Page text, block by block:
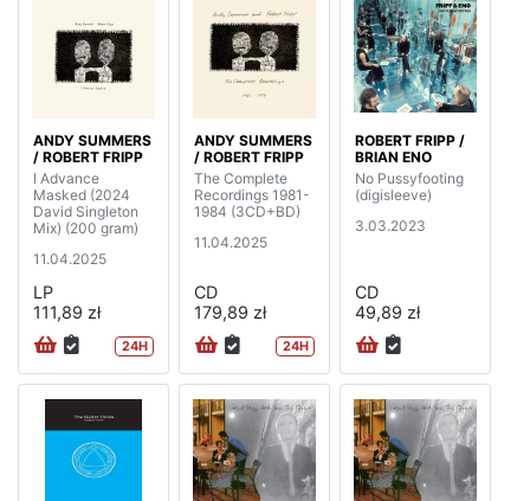
ANDY SUMMERS
/ ROBERT FRIPP
I Advance
Masked (2024
David Singleton
Mix) (200 gram)
11.04.2025
LP
111,89 zł
24H
ANDY SUMMERS
/ ROBERT FRIPP
The Complete
Recordings 1981-
1984 (3CD+BD)
11.04.2025
CD
179,89 zł
24H
ROBERT FRIPP /
BRIAN ENO
No Pussyfooting
(digisleeve)
3.03.2023
CD
49,89 zł